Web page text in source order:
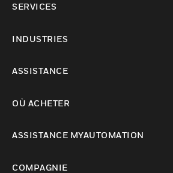
SERVICES
INDUSTRIES
ASSISTANCE
OÙ ACHETER
ASSISTANCE MYAUTOMATION
COMPAGNIE